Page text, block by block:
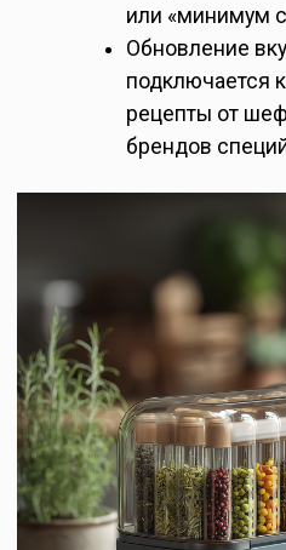
или «минимум
Обновление
подключается
рецепты от
брендов